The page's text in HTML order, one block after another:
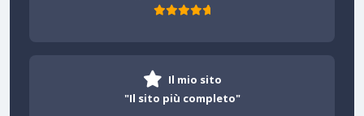
Il mio sito
"Il sito più completo"